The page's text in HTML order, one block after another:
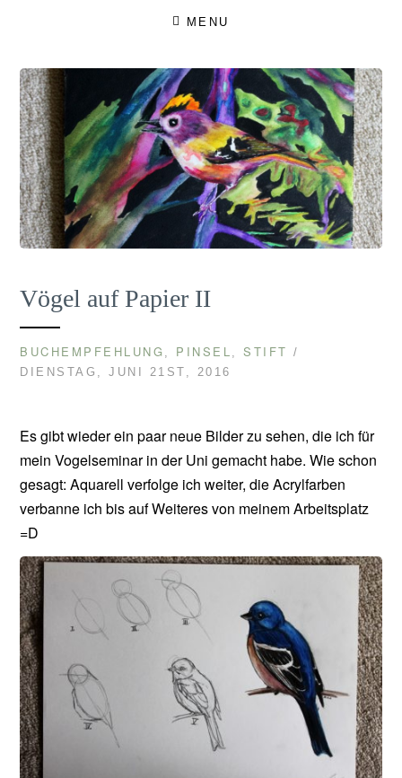
MENU
Vögel auf Papier II
BUCHEMPFEHLUNG , PINSEL ,STIFT /
DIENSTAG, JUNI 21ST, 2016
Es gibt wieder ein paar neue Bilder zu sehen, die ich für
mein Vogelseminar in der Uni gemacht habe. Wie schon
gesagt: Aquarell verfolge ich weiter, die Acrylfarben
verbanne ich bis auf Weiteres von meinem Arbeitsplatz
=D